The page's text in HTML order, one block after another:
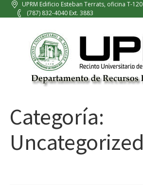
UPRM Edificio Esteban Terrats, oficina T-120
(787) 832-4040 Ext. 3883
Categoría:
Uncategorized